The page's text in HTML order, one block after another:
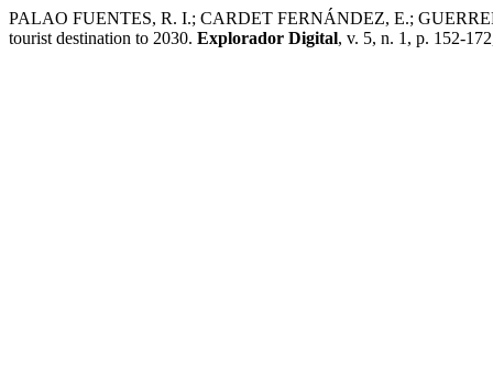
PALAO FUENTES, R. I.; CARDET FERNÁNDEZ, E.;
tourist destination to 2030. Explorador Digital, v. 5, n. 1, p. 152-